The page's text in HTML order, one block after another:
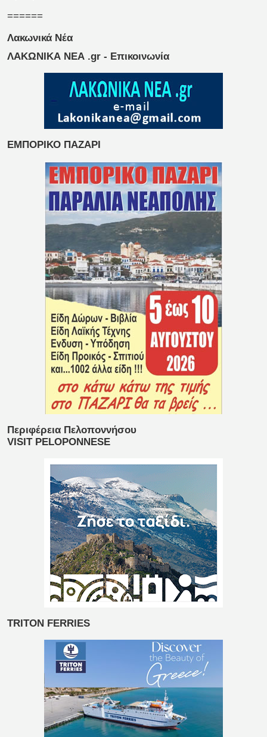
======
Λακωνικά Νέα
ΛΑΚΩΝΙΚΑ ΝΕΑ .gr - Επικοινωνία
ΕΜΠΟΡΙΚΟ ΠΑΖΑΡΙ
Περιφέρεια Πελοποννήσου
VISIT PELOPONNESE
TRITON FERRIES